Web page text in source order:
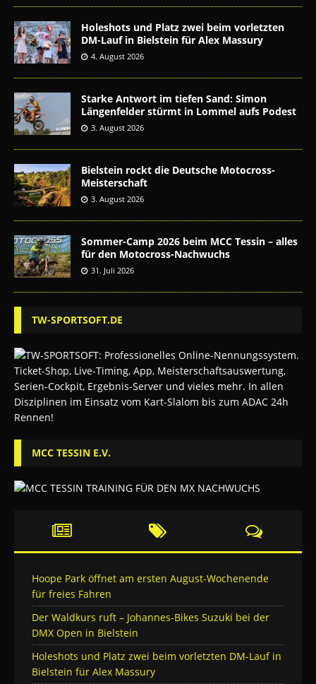
Holeshots und Platz zwei beim vorletzten
DM-Lauf in Bielstein für Alex Massury
4. August 2026
Starke Antwort im tiefen Sand: Simon
Längenfelder stürmt in Lommel aufs Podest
3. August 2026
Bielstein rockt die Deutsche Motocross-
Meisterschaft
3. August 2026
Sommer-Camp 2026 beim MCC Tessin – alles
für den Motocross-Nachwuchs
31. Juli 2026
TW-SPORTSOFT.DE
MCC TESSIN E.V.
Hoope Park öffnet am ersten August-Wochenende
für freies Fahren
Der Waldkurs ruft – Johannes-Bikes Suzuki bei der
DMX Open in Bielstein
Holeshots und Platz zwei beim vorletzten DM-Lauf in
Bielstein für Alex Massury